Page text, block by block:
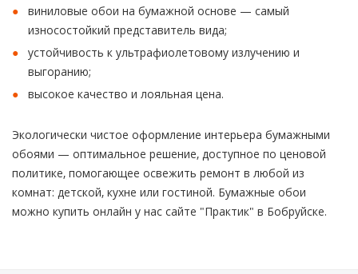
виниловые обои на бумажной основе — самый
износостойкий представитель вида;
устойчивость к ультрафиолетовому излучению и
выгоранию;
высокое качество и лояльная цена.
Экологически чистое оформление интерьера бумажными
обоями — оптимальное решение, доступное по ценовой
политике, помогающее освежить ремонт в любой из
комнат: детской, кухне или гостиной. Бумажные обои
можно купить онлайн у нас сайте "Практик" в Бобруйске.